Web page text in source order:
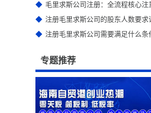
毛里求斯公司注册：全流程核心注
注册毛里求斯公司的股东人数要求
注册毛里求斯公司需要满足什么条
专题推荐